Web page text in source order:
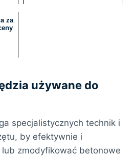
za
używane do
specjalistycznych technik i
by efektywnie i
zmodyfikować betonowe